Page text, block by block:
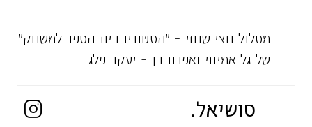
מסלול חצי שנתי – ״הסטודיו בית הספר למשחק״
של גל אמיתי ואפרת בן – יעקב פלג.
בין היתר, למדתי במסגרת המסלול עם: עודד רז
סושיאל.